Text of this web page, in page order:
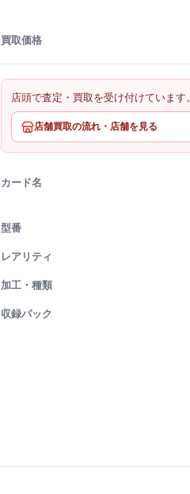
買取価格
店頭で査定・買取を受け付けています。
店舗買取の流れ・店舗を見る
カード名
型番
レアリティ
加工・種類
収録パック